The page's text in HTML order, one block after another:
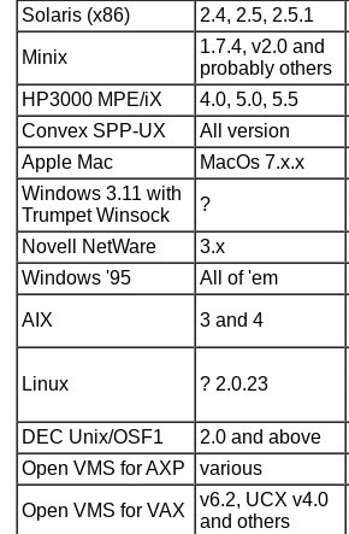
Solaris (x86) 2.4, 2.5, 2.5.1
Minix
1.7.4, v2.0 and
probably others
HP3000 MPE/iX 4.0, 5.0, 5.5
Convex SPP-UX
All version
Apple Mac
MacOs 7.x.x
Windows 3.11 with
Trumpet Winsock
?
Novell NetWare 3.x
Windows '95
All of 'em
AIX 3 and 4
Linux ? 2.0.23
DEC Unix/OSF1
2.0 and above
Open VMS for AXP
various
Open VMS for VAX
v6.2, UCX v4.0
and others